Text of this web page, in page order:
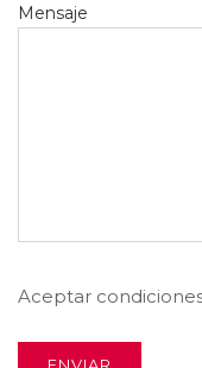
Mensaje
Aceptar